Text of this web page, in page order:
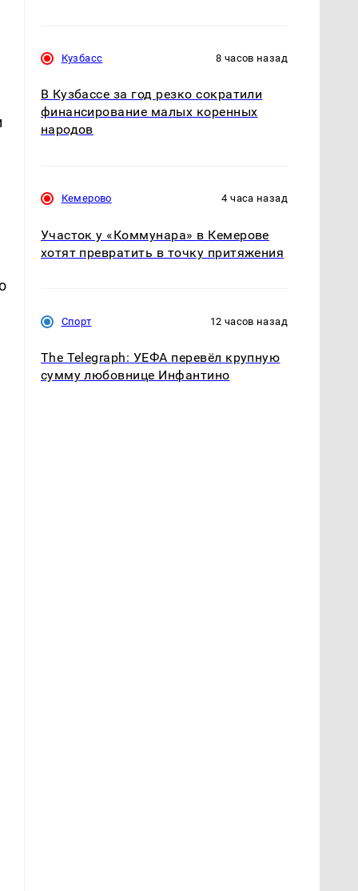
Кузбасс 8 часов назад
В Кузбассе за год резко сократили
финансирование малых коренных
народов
Кемерово 4 часа назад
Участок у «Коммунара» в Кемерове
хотят превратить в точку притяжения
Спорт 12 часов назад
The Telegraph: УЕФА перевёл крупную
сумму любовнице Инфантино